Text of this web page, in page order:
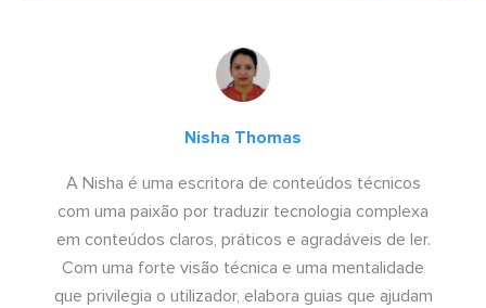
Nisha Thomas
A Nisha é uma escritora de conteúdos técnicos
com uma paixão por traduzir tecnologia complexa
em conteúdos claros, práticos e agradáveis de ler.
Com uma forte visão técnica e uma mentalidade
que privilegia o utilizador, elabora guias que ajudam